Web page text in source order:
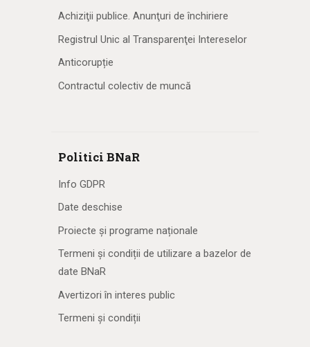
Achiziţii publice. Anunţuri de închiriere
Registrul Unic al Transparenţei Intereselor
Anticorupție
Contractul colectiv de muncă
Politici BNaR
Info GDPR
Date deschise
Proiecte și programe naționale
Termeni și condiții de utilizare a bazelor de
date BNaR
Avertizori în interes public
Termeni și condiții